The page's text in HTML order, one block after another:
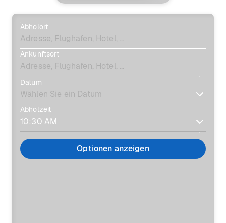
Abholort
Ankunftsort
Datum
Abholzeit
Optionen anzeigen